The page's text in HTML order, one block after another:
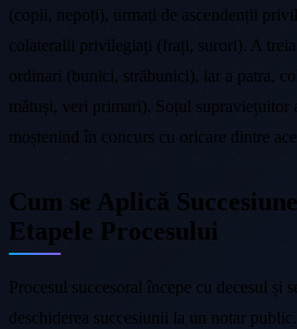
(copii, nepoți), urmați de ascendenții
colateralii privilegiați (frați, surori). A
ordinari (bunici, străbunici), iar a patra,
mătuși, veri primari). Soțul supraviețuitor
moștenind în concurs cu oricare dintre
Cum se Aplică
Etapele Procesului
Procesul succesoral începe cu decesul și
deschiderea succesiunii la un notar